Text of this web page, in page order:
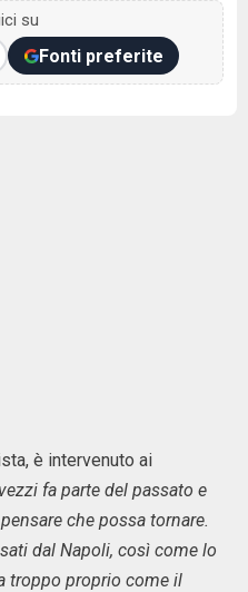
su
Fonti preferite
è intervenuto ai
fa parte del passato e
che possa tornare.
dal Napoli, così come lo
troppo proprio come il